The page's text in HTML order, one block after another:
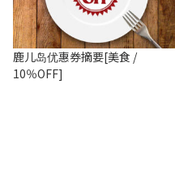
鹿儿岛优惠券摘要[美食 /
10％OFF]